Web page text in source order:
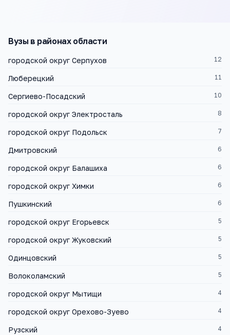
Вузы в районах области
городской округ Серпухов 12
Люберецкий 11
Сергиево-Посадский 10
городской округ Электросталь 8
городской округ Подольск 7
Дмитровский 6
городской округ Балашиха 6
городской округ Химки 6
Пушкинский 6
городской округ Егорьевск 5
городской округ Жуковский 5
Одинцовский 5
Волоколамский 5
городской округ Мытищи 4
городской округ Орехово-Зуево 4
Рузский 4